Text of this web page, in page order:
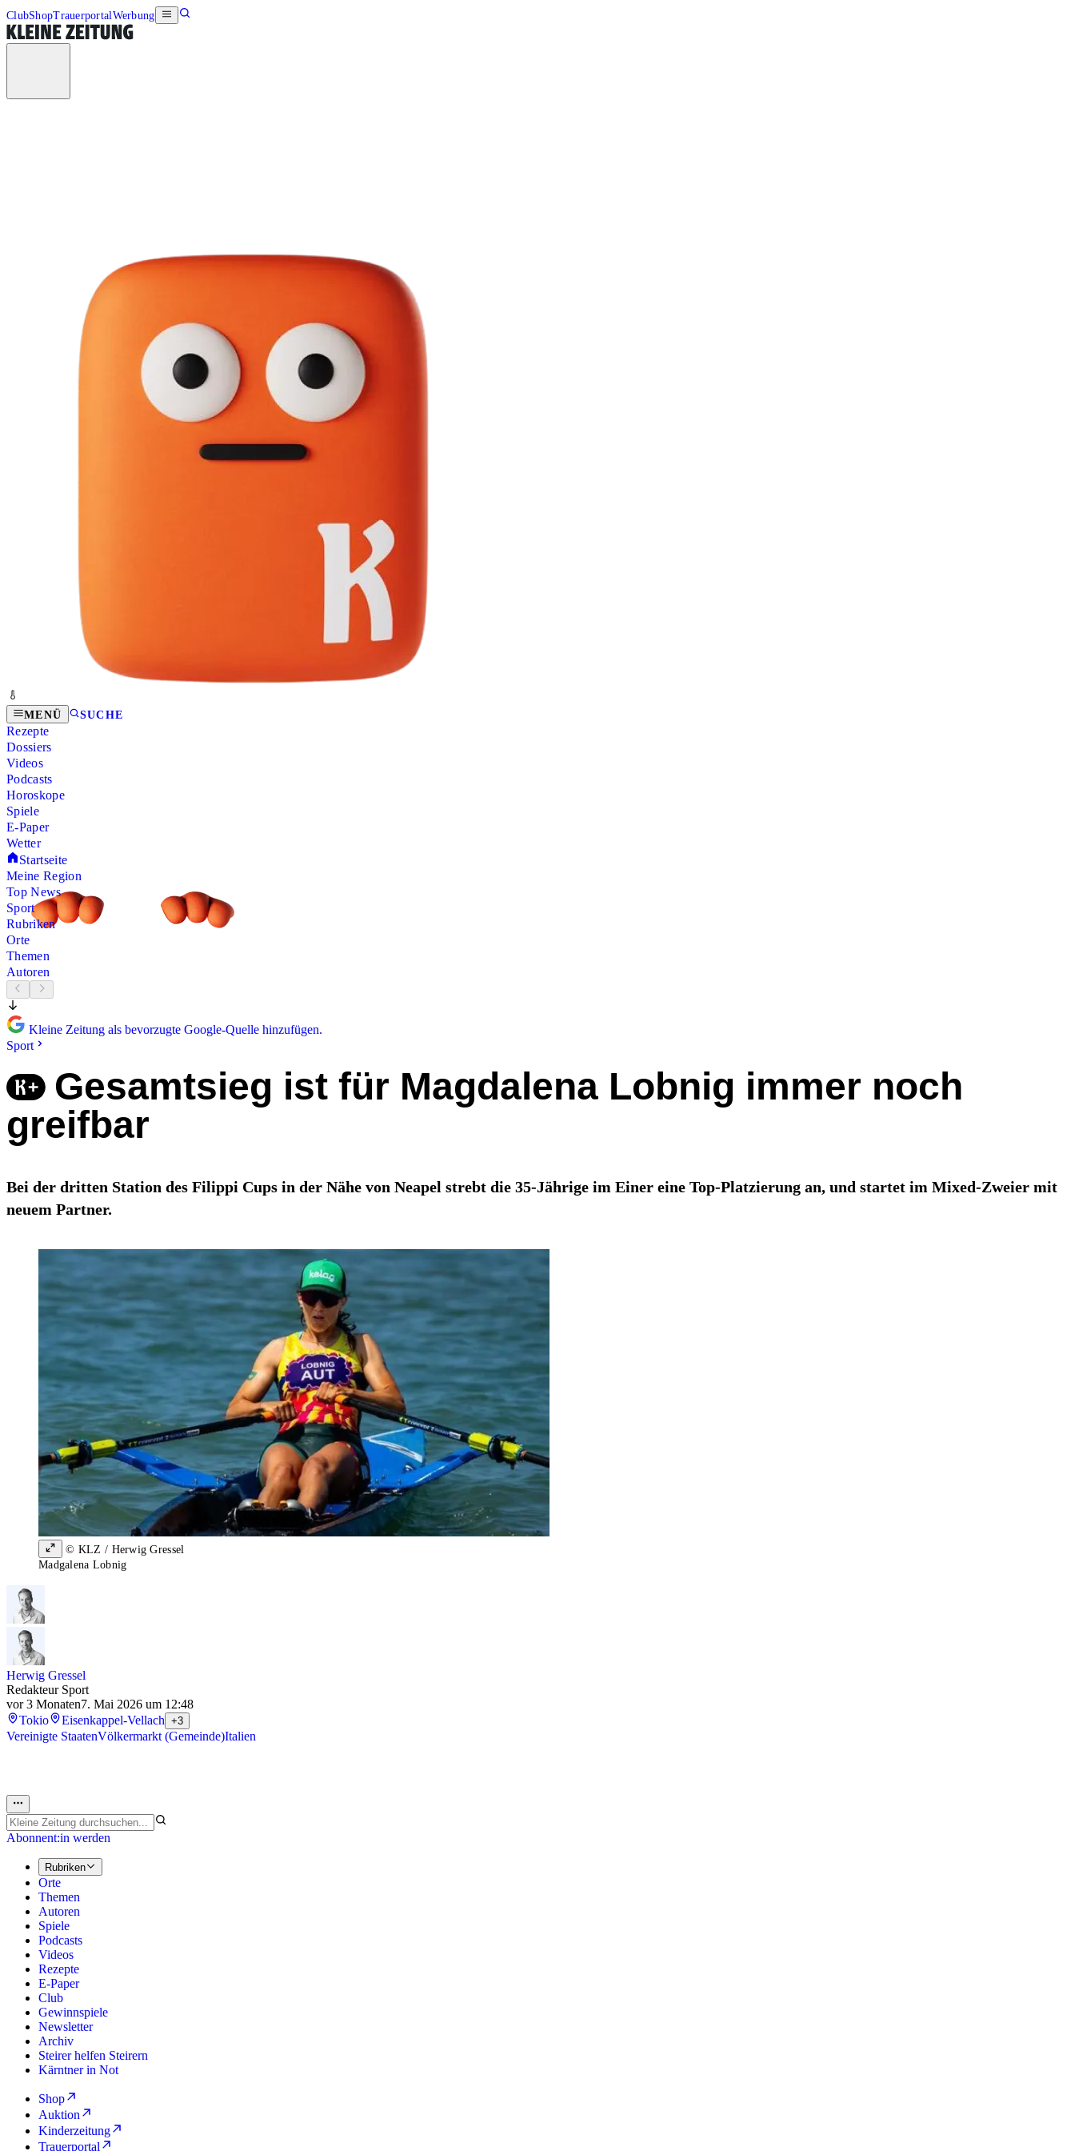
ClubShopTrauerportalWerbung
MENÜ SUCHE
Rezepte
Dossiers
Videos
Podcasts
Horoskope
Spiele
E-Paper
Wetter
Startseite
Meine Region
Top News
Sport
Rubriken
Orte
Themen
Autoren
Kleine Zeitung als bevorzugte Google-Quelle hinzufügen.
Sport
Gesamtsieg ist für Magdalena Lobnig immer noch
greifbar
Bei der dritten Station des Filippi Cups in der Nähe von Neapel strebt die 35-Jährige im Einer eine Top-Platzierung an, und startet im Mixed-Zweier mit
neuem Partner.
© KLZ / Herwig Gressel
Madgalena Lobnig
Herwig Gressel
Redakteur Sport
vor 3 Monaten7. Mai 2026 um 12:48
Tokio
Eisenkappel-Vellach +3
Vereinigte StaatenVölkermarkt (Gemeinde)Italien
Abonnent:in werden
Rubriken
Orte
Themen
Autoren
Spiele
Podcasts
Videos
Rezepte
E-Paper
Club
Gewinnspiele
Newsletter
Archiv
Steirer helfen Steirern
Kärntner in Not
Shop
Auktion
Kinderzeitung
Trauerportal